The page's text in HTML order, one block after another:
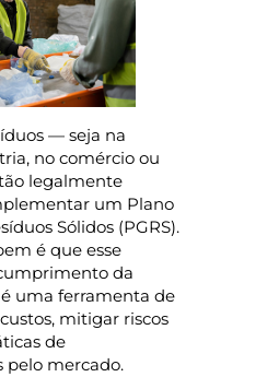
— seja na
no comércio ou
legalmente
um Plano
Sólidos (PGRS).
é que esse
da
uma ferramenta de
mitigar riscos
de
pelo mercado.